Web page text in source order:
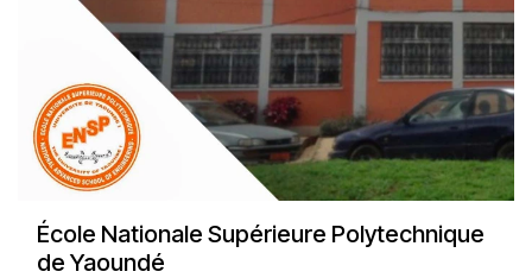
École Nationale Supérieure Polytechnique
de Yaoundé